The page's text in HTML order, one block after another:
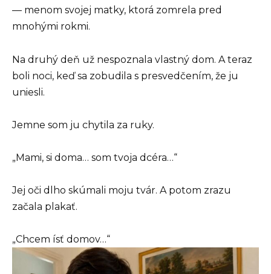
— menom svojej matky, ktorá zomrela pred
mnohými rokmi.
Na druhý deň už nespoznala vlastný dom. A teraz
boli noci, keď sa zobudila s presvedčením, že ju
uniesli.
Jemne som ju chytila za ruky.
„Mami, si doma… som tvoja dcéra…“
Jej oči dlho skúmali moju tvár. A potom zrazu
začala plakať.
„Chcem ísť domov…“